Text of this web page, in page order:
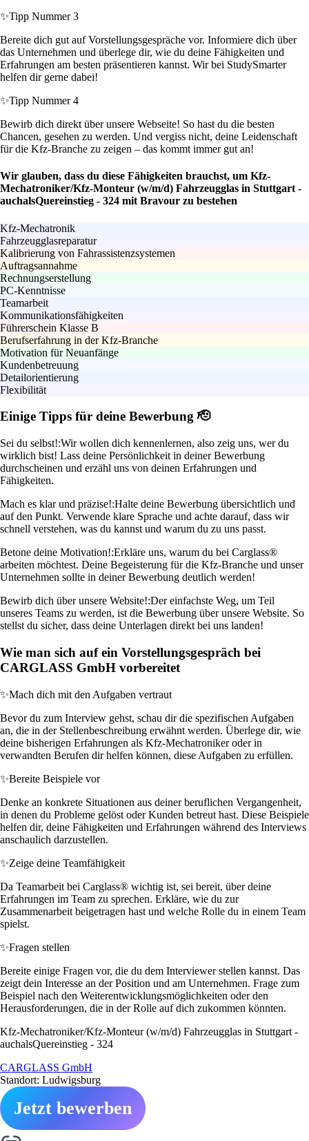
✨Tipp Nummer 3
Bereite dich gut auf Vorstellungsgespräche vor. Informiere dich über
das Unternehmen und überlege dir, wie du deine Fähigkeiten und
Erfahrungen am besten präsentieren kannst. Wir bei StudySmarter
helfen dir gerne dabei!
✨Tipp Nummer 4
Bewirb dich direkt über unsere Webseite! So hast du die besten
Chancen, gesehen zu werden. Und vergiss nicht, deine Leidenschaft
für die Kfz-Branche zu zeigen – das kommt immer gut an!
Wir glauben, dass du diese Fähigkeiten brauchst, um Kfz-
Mechatroniker/Kfz-Monteur (w/m/d) Fahrzeugglas in Stuttgart -
auchalsQuereinstieg - 324 mit Bravour zu bestehen
Kfz-Mechatronik
Fahrzeugglasreparatur
Kalibrierung von Fahrassistenzsystemen
Auftragsannahme
Rechnungserstellung
PC-Kenntnisse
Teamarbeit
Kommunikationsfähigkeiten
Führerschein Klasse B
Berufserfahrung in der Kfz-Branche
Motivation für Neuanfänge
Kundenbetreuung
Detailorientierung
Flexibilität
Einige Tipps für deine Bewerbung 🫡
Sei du selbst!:Wir wollen dich kennenlernen, also zeig uns, wer du
wirklich bist! Lass deine Persönlichkeit in deiner Bewerbung
durchscheinen und erzähl uns von deinen Erfahrungen und
Fähigkeiten.
Mach es klar und präzise!:Halte deine Bewerbung übersichtlich und
auf den Punkt. Verwende klare Sprache und achte darauf, dass wir
schnell verstehen, was du kannst und warum du zu uns passt.
Betone deine Motivation!:Erkläre uns, warum du bei Carglass®
arbeiten möchtest. Deine Begeisterung für die Kfz-Branche und unser
Unternehmen sollte in deiner Bewerbung deutlich werden!
Bewirb dich über unsere Website!:Der einfachste Weg, um Teil
unseres Teams zu werden, ist die Bewerbung über unsere Website. So
stellst du sicher, dass deine Unterlagen direkt bei uns landen!
Wie man sich auf ein Vorstellungsgespräch bei
CARGLASS GmbH vorbereitet
✨Mach dich mit den Aufgaben vertraut
Bevor du zum Interview gehst, schau dir die spezifischen Aufgaben
an, die in der Stellenbeschreibung erwähnt werden. Überlege dir, wie
deine bisherigen Erfahrungen als Kfz-Mechatroniker oder in
verwandten Berufen dir helfen können, diese Aufgaben zu erfüllen.
✨Bereite Beispiele vor
Denke an konkrete Situationen aus deiner beruflichen Vergangenheit,
in denen du Probleme gelöst oder Kunden betreut hast. Diese Beispiele
helfen dir, deine Fähigkeiten und Erfahrungen während des Interviews
anschaulich darzustellen.
✨Zeige deine Teamfähigkeit
Da Teamarbeit bei Carglass® wichtig ist, sei bereit, über deine
Erfahrungen im Team zu sprechen. Erkläre, wie du zur
Zusammenarbeit beigetragen hast und welche Rolle du in einem Team
spielst.
✨Fragen stellen
Bereite einige Fragen vor, die du dem Interviewer stellen kannst. Das
zeigt dein Interesse an der Position und am Unternehmen. Frage zum
Beispiel nach den Weiterentwicklungsmöglichkeiten oder den
Herausforderungen, die in der Rolle auf dich zukommen könnten.
Kfz-Mechatroniker/Kfz-Monteur (w/m/d) Fahrzeugglas in Stuttgart -
auchalsQuereinstieg - 324
CARGLASS GmbH
Standort: Ludwigsburg
Jetzt bewerben